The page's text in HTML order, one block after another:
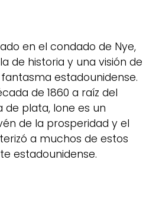
en el condado de Nye,
de historia y una visión de
estadounidense.
de 1860 a raíz del
de plata, Ione es un
de la prosperidad y el
a muchos de estos
estadounidense.